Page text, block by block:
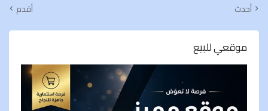
أحدث أقدم
موقعي للبيع